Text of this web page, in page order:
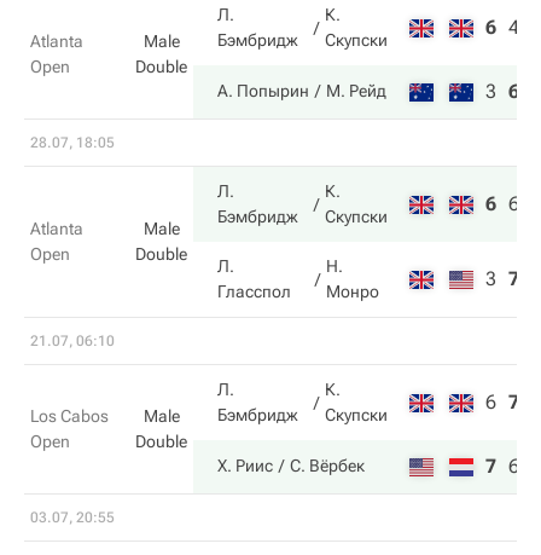
Atlanta
Open
Male
Double
Л.
Бэмбридж
К.
Скупски
6 4
А. Попырин М. Рейд 3 6
28.07, 18:05
Atlanta
Open
Male
Double
Л.
Бэмбридж
К.
Скупски
6 6
Л.
Гласспол
Н.
Монро
3 7
21.07, 06:10
Los Cabos
Open
Male
Double
Л.
Бэмбридж
К.
Скупски
6 7
Х. Риис С. Вёрбек 7 6
03.07, 20:55